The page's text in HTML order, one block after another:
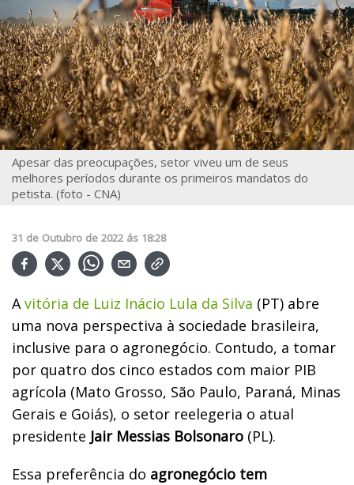
Apesar das preocupações, setor viveu um de seus
melhores períodos durante os primeiros mandatos do
petista. (foto - CNA)
31 de Outubro de 2022 ás 18:28
Avitória de Luiz Inácio Lula da Silva (PT) abre
uma nova perspectiva à sociedade brasileira,
inclusive para o agronegócio. Contudo, a tomar
por quatro dos cinco estados com maior PIB
agrícola (Mato Grosso, São Paulo, Paraná, Minas
Gerais e Goiás), o setor reelegeria o atual
presidente Jair Messias Bolsonaro (PL).
Essa preferência do agronegócio tem